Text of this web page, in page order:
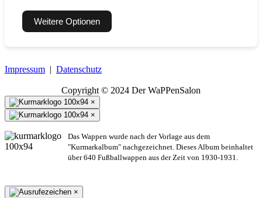
Weitere Optionen
Impressum | Datenschutz
Copyright © 2024 Der WaPPenSalon
×
×
Das Wappen wurde nach der Vorlage aus dem
"Kurmarkalbum" nachgezeichnet. Dieses Album beinhaltet
über 640 Fußballwappen aus der Zeit von 1930-1931.
×